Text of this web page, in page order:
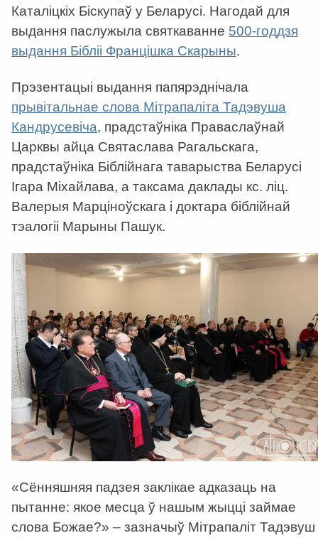
Каталіцкіх Біскупаў у Беларусі. Нагодай для
выдання паслужыла святкаванне 500-годдзя
выдання Бібліі Францішка Скарыны.
Прэзентацыі выдання папярэднічала
прывітальнае слова Мітрапаліта Тадэвуша
Кандрусевіча, прадстаўніка Праваслаўнай
Царквы айца Святаслава Рагальскага,
прадстаўніка Біблійнага таварыства Беларусі
Ігара Міхайлава, а таксама даклады кс. ліц.
Валерыя Марціноўскага і доктара біблійнай
тэалогіі Марыны Пашук.
«Сённяшняя падзея заклікае адказаць на
пытанне: якое месца ў нашым жыцці займае
слова Божае?» – зазначыў Мітрапаліт Тадэвуш